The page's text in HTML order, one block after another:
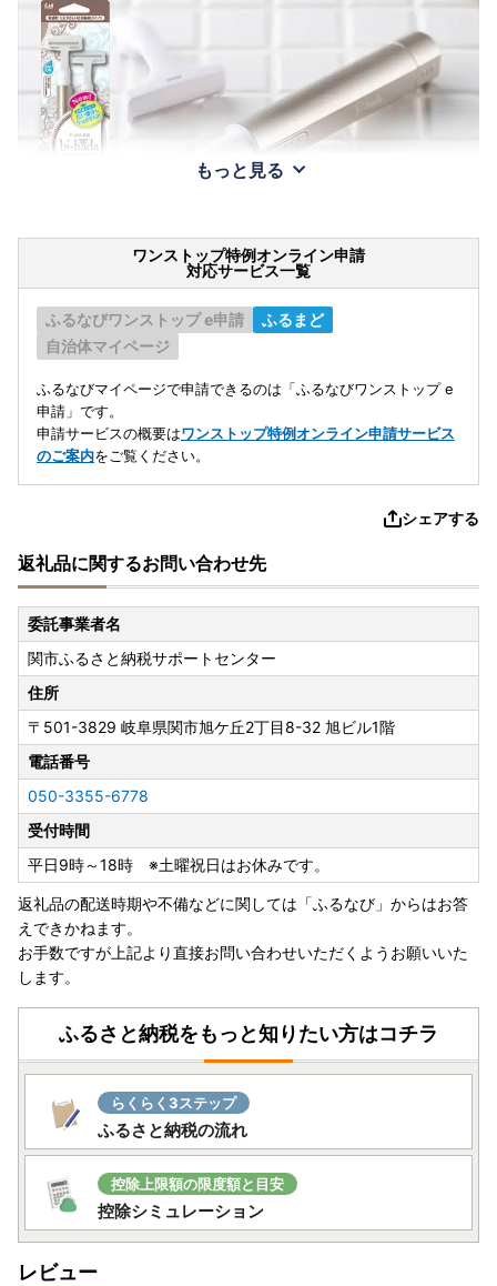
もっと見る
ワンストップ特例オンライン申請
対応サービス一覧
ふるなびワンストップ e申請
ふるまど
自治体マイページ
ふるなびマイページで申請できるのは「ふるなびワンストップ e
申請」です。
申請サービスの概要はワンストップ特例オンライン申請サービス
のご案内をご覧ください。
シェアする
返礼品に関するお問い合わせ先
委託事業者名
関市ふるさと納税サポートセンター
住所
〒501-3829 岐阜県関市旭ケ丘2丁目8-32 旭ビル1階
電話番号
050-3355-6778
受付時間
平日9時～18時 ※土曜祝日はお休みです。
返礼品の配送時期や不備などに関しては「ふるなび」からはお答
えできかねます。
お手数ですが上記より直接お問い合わせいただくようお願いいた
します。
ふるさと納税をもっと知りたい方はコチラ
らくらく3ステップ
ふるさと納税の流れ
控除上限額の限度額と目安
控除シミュレーション
レビュー